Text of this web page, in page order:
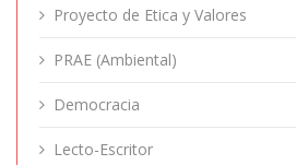
Proyecto de Etica y Valores
PRAE (Ambiental)
Democracia
Lecto-Escritor